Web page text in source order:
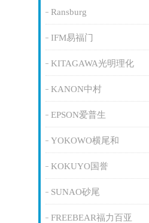
Ransburg
IFM易福门
KITAGAWA光明理化
KANON中村
EPSON爱普生
YOKOWO横尾和
KOKUYO国誉
SUNAO砂尾
FREEBEAR福力百亚